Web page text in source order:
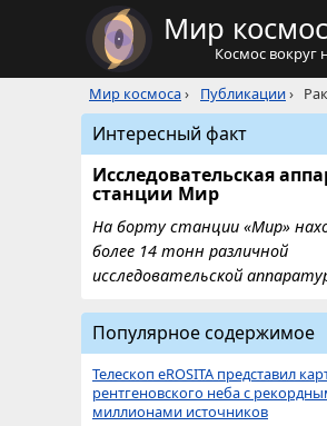
Мир
Космос вокруг
Мир космоса› Публикации›
Интересный факт
Исследовательская
станции Мир
На борту станции «Мир»
более 14 тонн различной
исследовательской
Популярное содержимое
Телескоп eROSITA представил
рентгеновского неба с
миллионами источников